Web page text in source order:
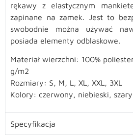
rękawy z elastycznym
zapinane na zamek. Jest to
swobodnie można używać
posiada elementy odblaskowe.
Materiał wierzchni: 100%
g/m2
Rozmiary: S, M, L, XL, XXL, 3XL
Kolory: czerwony, niebieski,
Specyfikacja